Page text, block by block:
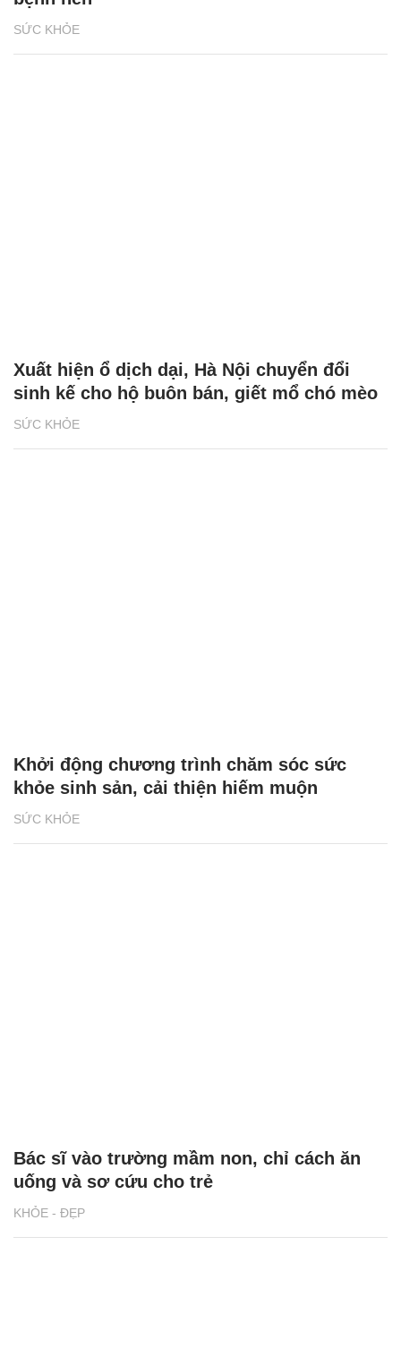
SỨC KHỎE
SỨC KHỎE
Xuất hiện ổ dịch dại, Hà Nội chuyển đổi
sinh kế cho hộ buôn bán, giết mổ chó mèo
SỨC KHỎE
Khởi động chương trình chăm sóc sức
khỏe sinh sản, cải thiện hiếm muộn
KHỎE - ĐẸP
Bác sĩ vào trường mầm non, chỉ cách ăn
uống và sơ cứu cho trẻ